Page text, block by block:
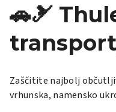
🚗🎿
Zaščitite najbolj
vrhunska, namensko